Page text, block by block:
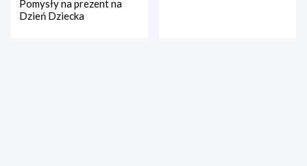
Pomysły na prezent na
Dzień Dziecka